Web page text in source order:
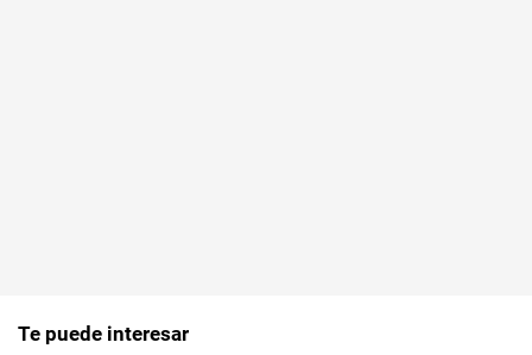
Te puede interesar